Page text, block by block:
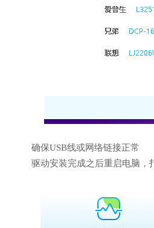
确保USB线或网络链接正常
驱动安装完成之后重启电脑，